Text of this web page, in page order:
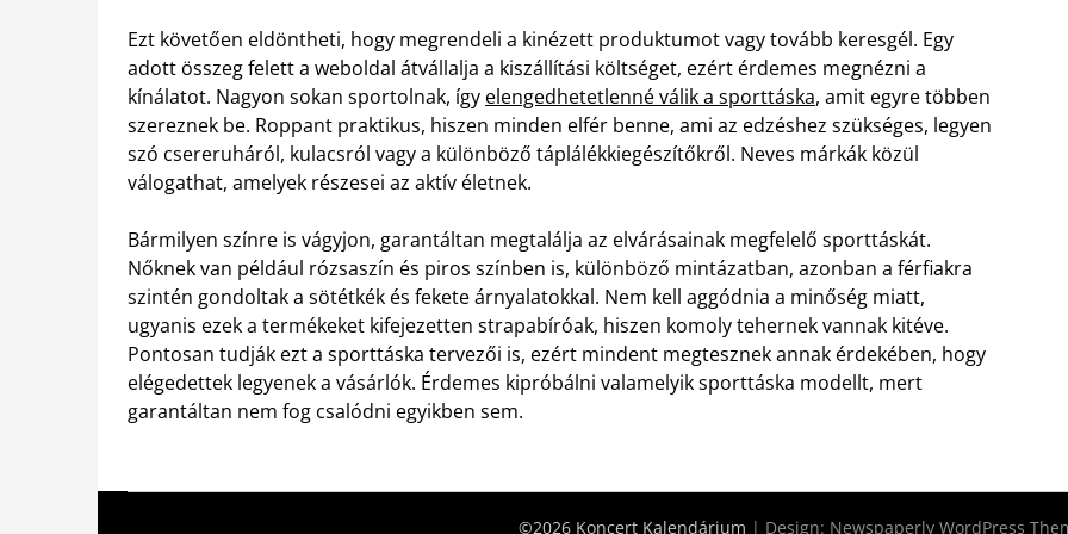
Ezt követően eldöntheti, hogy megrendeli a kinézett produktumot vagy tovább keresgél. Egy
adott összeg felett a weboldal átvállalja a kiszállítási költséget, ezért érdemes megnézni a
kínálatot. Nagyon sokan sportolnak, így elengedhetetlenné válik a sporttáska, amit egyre többen
szereznek be. Roppant praktikus, hiszen minden elfér benne, ami az edzéshez szükséges, legyen
szó csereruháról, kulacsról vagy a különböző táplálékkiegészítőkről. Neves márkák közül
válogathat, amelyek részesei az aktív életnek.
Bármilyen színre is vágyjon, garantáltan megtalálja az elvárásainak megfelelő sporttáskát.
Nőknek van például rózsaszín és piros színben is, különböző mintázatban, azonban a férfiakra
szintén gondoltak a sötétkék és fekete árnyalatokkal. Nem kell aggódnia a minőség miatt,
ugyanis ezek a termékeket kifejezetten strapabíróak, hiszen komoly tehernek vannak kitéve.
Pontosan tudják ezt a sporttáska tervezői is, ezért mindent megtesznek annak érdekében, hogy
elégedettek legyenek a vásárlók. Érdemes kipróbálni valamelyik sporttáska modellt, mert
garantáltan nem fog csalódni egyikben sem.
©2026 Koncert Kalendárium | Design: Newspaperly WordPress